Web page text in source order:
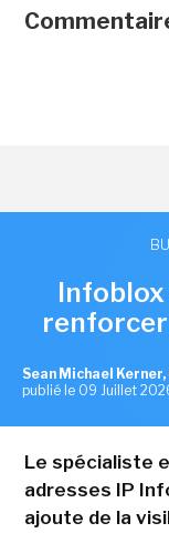
Sean Michael
publié le 09 Juillet
Le spécialiste
adresses IP
ajoute de la